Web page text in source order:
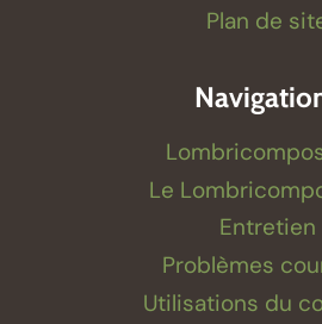
Plan de
Le
Entretien
Problèmes
Utilisations du